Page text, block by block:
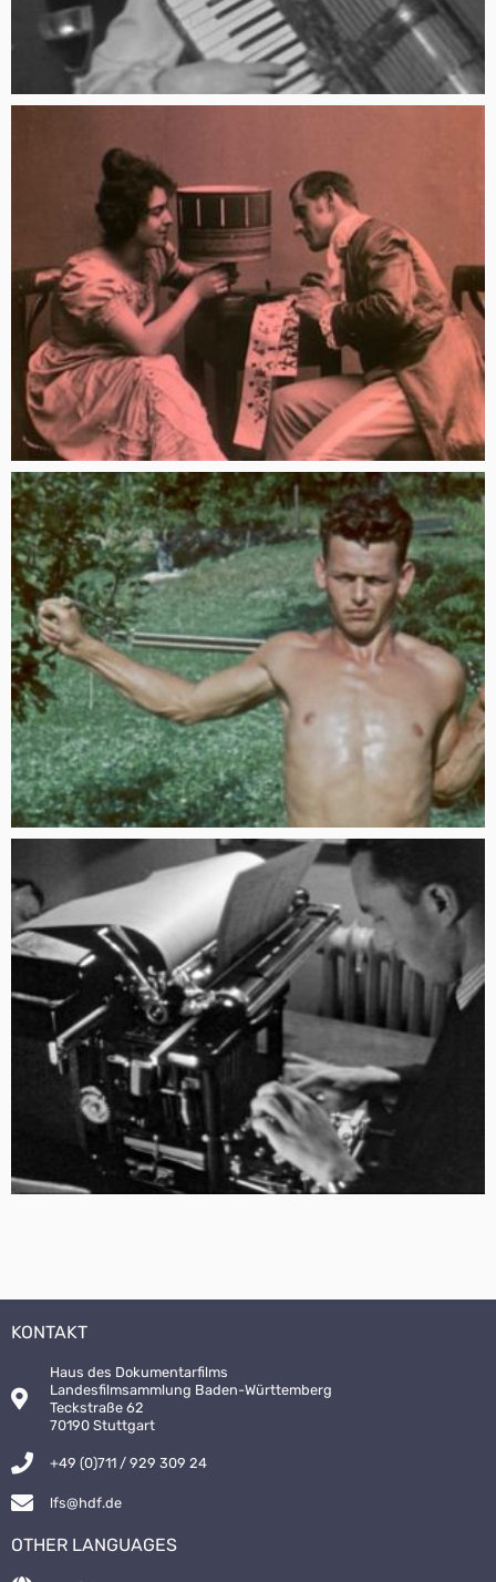
KONTAKT
Haus des Dokumentarfilms
Landesfilmsammlung Baden-Württemberg
Teckstraße 62
70190 Stuttgart
+49 (0)711 / 929 309 24
lfs@hdf.de
OTHER LANGUAGES